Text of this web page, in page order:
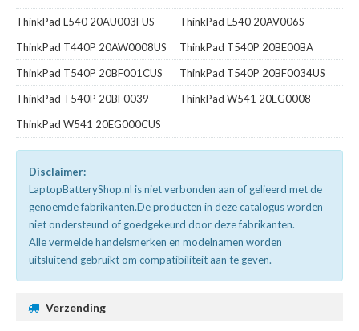
ThinkPad L540 20AU003FUS
ThinkPad L540 20AV006S
ThinkPad T440P 20AW0008US
ThinkPad T540P 20BE00BA
ThinkPad T540P 20BF001CUS
ThinkPad T540P 20BF0034US
ThinkPad T540P 20BF0039
ThinkPad W541 20EG0008
ThinkPad W541 20EG000CUS
Disclaimer:
LaptopBatteryShop.nl is niet verbonden aan of gelieerd met de
genoemde fabrikanten.De producten in deze catalogus worden
niet ondersteund of goedgekeurd door deze fabrikanten.
Alle vermelde handelsmerken en modelnamen worden
uitsluitend gebruikt om compatibiliteit aan te geven.
Verzending